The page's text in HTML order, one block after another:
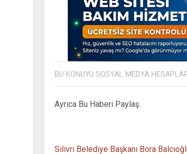
BU KONUYU SOSYAL MEDYA
Ayrıca Bu Haberi Paylaş:
Silivri Belediye Başkanı Bora